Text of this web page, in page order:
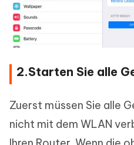
2.Starten Sie alle
Zuerst müssen Sie alle
nicht mit dem WLAN